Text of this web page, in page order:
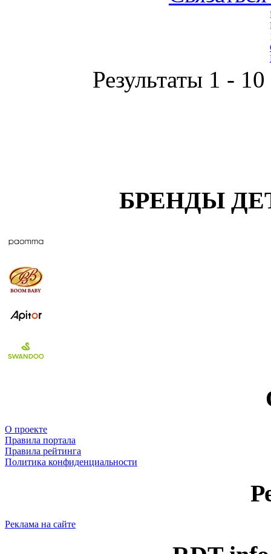
Результаты 1 -
БРЕНДЫ
О проекте
Правила портала
Правила рейтинга
Политика конфиденциальности
Реклама на сайте